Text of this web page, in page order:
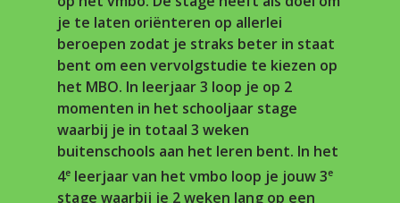
je te laten oriënteren op allerlei
beroepen zodat je straks beter in staat
bent om een vervolgstudie te kiezen op
het MBO. In leerjaar 3 loop je op 2
momenten in het schooljaar stage
waarbij je in totaal 3 weken
buitenschools aan het leren bent. In het
4e leerjaar van het vmbo loop je jouw 3e
stage waarbij je 2 weken lang op een